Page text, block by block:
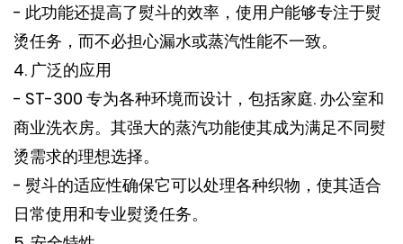
- 此功能还提高了熨斗的效率，使用户能够专注于熨
烫任务，而不必担心漏水或蒸汽性能不一致。
4. 广泛的应用
- ST-300 专为各种环境而设计，包括家庭. 办公室和
商业洗衣房。其强大的蒸汽功能使其成为满足不同熨
烫需求的理想选择。
- 熨斗的适应性确保它可以处理各种织物，使其适合
日常使用和专业熨烫任务。